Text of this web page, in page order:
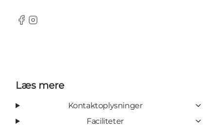
Facebook
Instagram
Læs mere
Kontaktoplysninger
Faciliteter